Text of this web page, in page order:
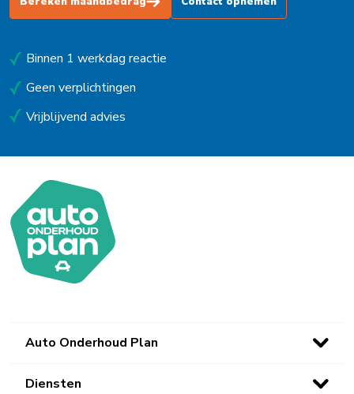
Binnen 1 werkdag reactie
Geen verplichtingen
Vrijblijvend advies
Auto Onderhoud Plan
Diensten